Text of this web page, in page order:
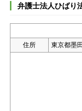
弁護士法人ひばり
住所
東京都墨